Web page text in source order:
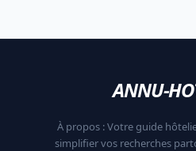
ANNU-
À propos : Votre guide
simplifier vos recherches